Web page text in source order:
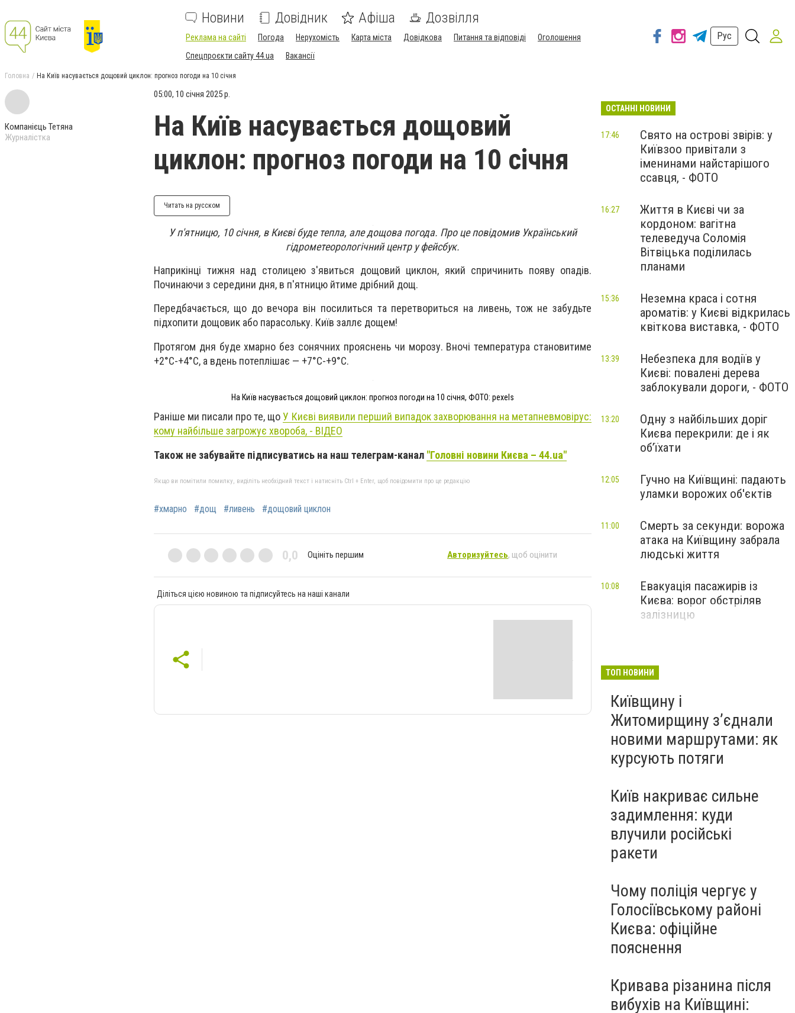
Новини Довідник Афіша Дозвілля
Реклама на сайті Погода Нерухомість Карта міста Довідкова Питання та відповіді
Оголошення
Спецпроєкти сайту 44.ua
Вакансії
Рус
Головна На Київ насувається дощовий циклон: прогноз погоди на 10 січня
Компанієць Тетяна
Журналістка
05:00, 10 січня 2025 р.
На Київ насувається дощовий
циклон: прогноз погоди на 10 січня
Читать на русском
У п'ятницю, 10 січня, в Києві буде тепла, але дощова погода. Про це повідомив Український
гідрометеорологічний центр у фейсбук.
Наприкінці тижня над столицею з'явиться дощовий циклон, який спричинить появу опадів.
Починаючи з середини дня, в п'ятницю йтиме дрібний дощ.
Передбачається, що до вечора він посилиться та перетвориться на ливень, тож не забудьте
підхопити дощовик або парасольку. Київ заллє дощем!
Протягом дня буде хмарно без сонячних прояснень чи морозу. Вночі температура становитиме
+2°C-+4°C, а вдень потеплішає — +7°C-+9°C.
На Київ насувається дощовий циклон: прогноз погоди на 10 січня, ФОТО: pexels
Раніше ми писали про те, щоУ Києві виявили перший випадок захворювання на метапневмовірус:
кому найбільше загрожує хвороба, - ВІДЕО
Також не забувайте підписуватись на наш телеграм-канал "Головні новини Києва – 44.ua"
Якщо ви помітили помилку, виділіть необхідний текст і натисніть Ctrl + Enter, щоб повідомити про це редакцію
#хмарно #дощ #ливень #дощовий циклон
0,0 Оцініть першим Авторизуйтесь, щоб оцінити
Діліться цією новиною та підписуйтесь на наші канали
ОСТАННІ НОВИНИ
Свято на острові звірів: у
Київзоо привітали з
іменинами найстарішого
ссавця, - ФОТО
17:46
Життя в Києві чи за
кордоном: вагітна
телеведуча Соломія
Вітвіцька поділилась
планами
16:27
Неземна краса і сотня
ароматів: у Києві відкрилась
квіткова виставка, - ФОТО
15:36
Небезпека для водіїв у
Києві: повалені дерева
заблокували дороги, - ФОТО
13:39
Одну з найбільших доріг
Києва перекрили: де і як
об’їхати
13:20
Гучно на Київщині: падають
уламки ворожих об'єктів
12:05
Смерть за секунди: ворожа
атака на Київщину забрала
людські життя
11:00
Евакуація пасажирів із
Києва: ворог обстріляв
залізницю
10:08
ТОП НОВИНИ
Київщину і
Житомирщину з’єднали
новими маршрутами: як
курсують потяги
Київ накриває сильне
задимлення: куди
влучили російські
ракети
Чому поліція чергує у
Голосіївському районі
Києва: офіційне
пояснення
Кривава різанина після
вибухів на Київщині: